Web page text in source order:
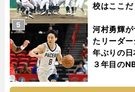
校はここだ
河村勇輝
たリーダ
年ぶりの
３年目の
5